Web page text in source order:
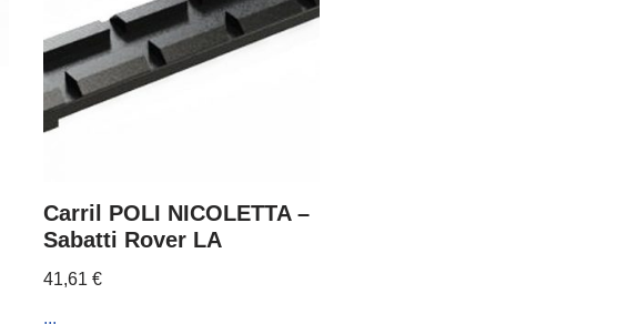
Carril POLI NICOLETTA –
Sabatti Rover LA
41,61 €
...